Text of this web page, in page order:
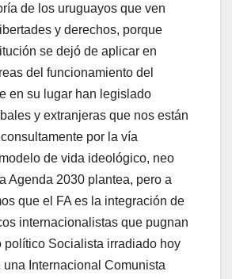
de los uruguayos que ven
y derechos, porque
se dejó de aplicar en
del funcionamiento del
en su lugar han legislado
y extranjeras que nos están
por la vía
de vida ideológico, neo
Agenda 2030 plantea, pero a
que el FA es la integración de
internacionalistas que pugnan
político Socialista irradiado hoy
una Internacional Comunista